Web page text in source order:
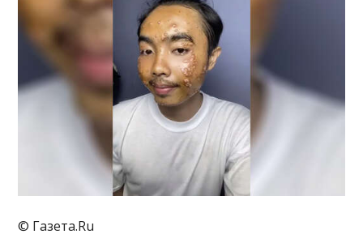
© Газета.Ru